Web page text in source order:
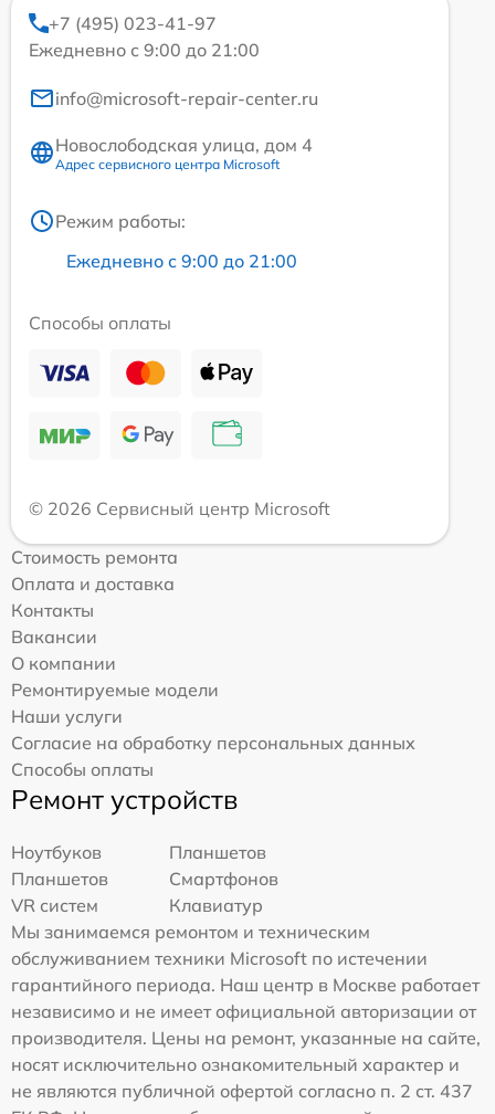
+7 (495) 023-41-97
Ежедневно с 9:00 до 21:00
info@microsoft-repair-center.ru
Новослободская улица, дом 4
Адрес сервисного центра Microsoft
Режим работы:
Ежедневно с 9:00 до 21:00
Способы оплаты
© 2026 Сервисный центр Microsoft
Стоимость ремонта
Оплата и доставка
Контакты
Вакансии
О компании
Ремонтируемые модели
Наши услуги
Согласие на обработку персональных данных
Способы оплаты
Ремонт устройств
Ноутбуков
Планшетов
Планшетов
Смартфонов
VR систем
Клавиатур
Мы занимаемся ремонтом и техническим
обслуживанием техники Microsoft по истечении
гарантийного периода. Наш центр в Москве работает
независимо и не имеет официальной авторизации от
производителя. Цены на ремонт, указанные на сайте,
носят исключительно ознакомительный характер и
не являются публичной офертой согласно п. 2 ст. 437